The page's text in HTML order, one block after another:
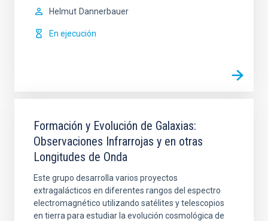
Helmut Dannerbauer
En ejecución
Formación y Evolución de Galaxias:
Observaciones Infrarrojas y en otras
Longitudes de Onda
Este grupo desarrolla varios proyectos
extragalácticos en diferentes rangos del espectro
electromagnético utilizando satélites y telescopios
en tierra para estudiar la evolución cosmológica de